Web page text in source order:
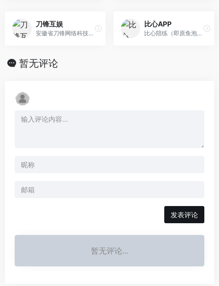
刀锋互娱
安徽省刀锋网络科技有限公司是是国内知名的游戏服务全产业链的企业，集游戏体验、账号租赁、几大主营业务为一体的个人游戏服务企业，并于完成数千万美元A轮、A+轮融资，估值5个亿。
比心APP
比心陪练（即原鱼泡泡），超过2000万使用的游戏陪练APP。提供吃鸡游戏陪练、王者荣耀陪练、英雄联盟、lol陪练、绝地求生陪练服务。在比心陪练APP，在 这里 不论游戏、声音、颜值、特长，你都能找得到你心仪的陪练师！
暂无评论
发表评论
暂无评论...